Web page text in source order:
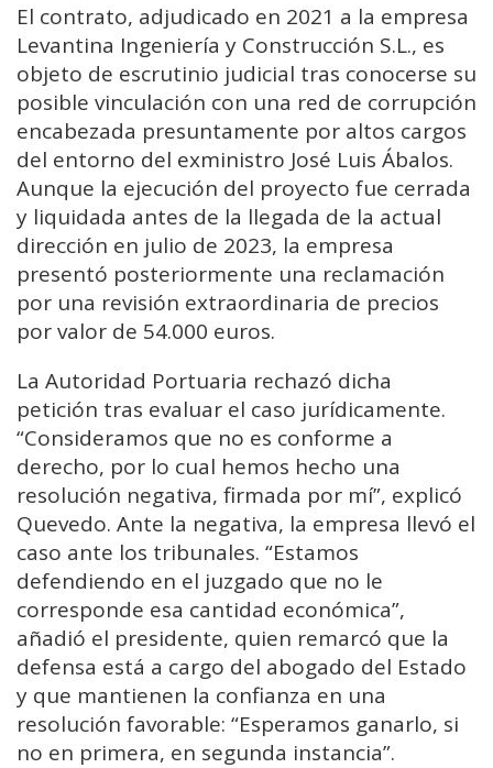
El contrato, adjudicado en 2021 a la empresa
Levantina Ingeniería y Construcción S.L., es
objeto de escrutinio judicial tras conocerse su
posible vinculación con una red de corrupción
encabezada presuntamente por altos cargos
del entorno del exministro José Luis Ábalos.
Aunque la ejecución del proyecto fue cerrada
y liquidada antes de la llegada de la actual
dirección en julio de 2023, la empresa
presentó posteriormente una reclamación
por una revisión extraordinaria de precios
por valor de 54.000 euros.
La Autoridad Portuaria rechazó dicha
petición tras evaluar el caso jurídicamente.
“Consideramos que no es conforme a
derecho, por lo cual hemos hecho una
resolución negativa, firmada por mí”, explicó
Quevedo. Ante la negativa, la empresa llevó el
caso ante los tribunales. “Estamos
defendiendo en el juzgado que no le
corresponde esa cantidad económica”,
añadió el presidente, quien remarcó que la
defensa está a cargo del abogado del Estado
y que mantienen la confianza en una
resolución favorable: “Esperamos ganarlo, si
no en primera, en segunda instancia”.